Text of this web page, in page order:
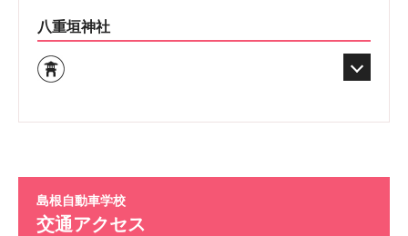
八重垣神社
島根自動車学校
交通アクセス